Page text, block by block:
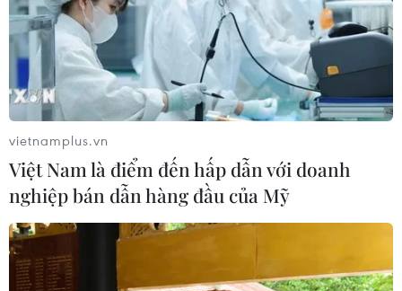
[Podcast] Thưởng thức những món đặc
vietnamplus.vn
Việt Nam là điểm đến hấp dẫn với doanh
nghiệp bán dẫn hàng đầu của Mỹ